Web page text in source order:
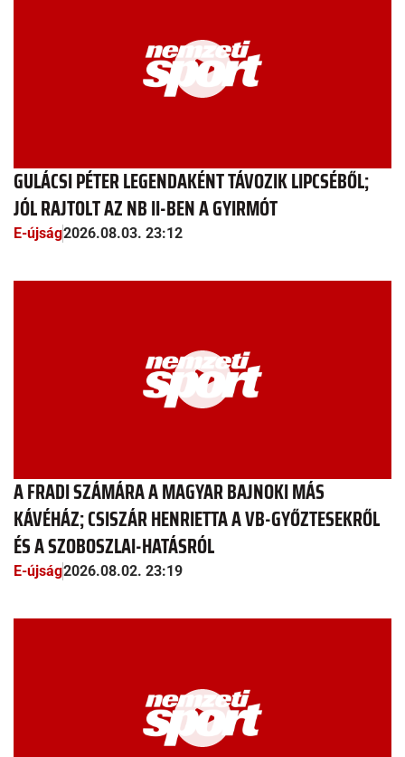
GULÁCSI PÉTER LEGENDAKÉNT TÁVOZIK LIPCSÉBŐL;
JÓL RAJTOLT AZ NB II-BEN A GYIRMÓT
E-újság2026.08.03. 23:12
A FRADI SZÁMÁRA A MAGYAR BAJNOKI MÁS
KÁVÉHÁZ; CSISZÁR HENRIETTA A VB-GYŐZTESEKRŐL
ÉS A SZOBOSZLAI-HATÁSRÓL
E-újság2026.08.02. 23:19